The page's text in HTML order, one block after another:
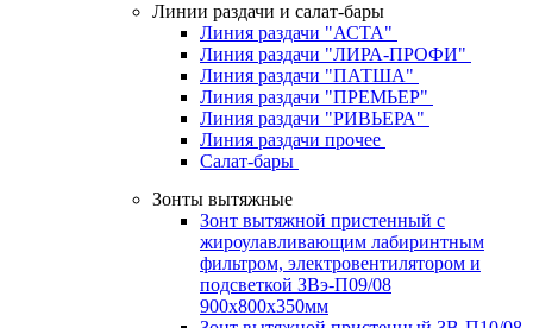
Линии раздачи и салат-бары
Линия раздачи "АСТА"
Линия раздачи "ЛИРА-ПРОФИ"
Линия раздачи "ПАТША"
Линия раздачи "ПРЕМЬЕР"
Линия раздачи "РИВЬЕРА"
Линия раздачи прочее
Салат-бары
Зонты вытяжные
Зонт вытяжной пристенный с
жироулавливающим лабиринтным
фильтром, электровентилятором и
подсветкой ЗВэ-П09/08
900х800х350мм